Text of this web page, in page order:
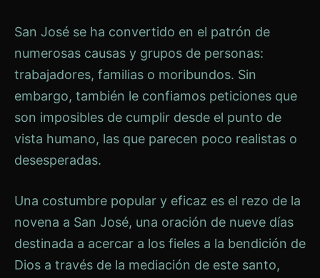
San José se ha convertido en el patrón de
numerosas causas y grupos de personas:
trabajadores, familias o moribundos. Sin
embargo, también le confiamos peticiones que
son imposibles de cumplir desde el punto de
vista humano, las que parecen poco realistas o
desesperadas.
Una costumbre popular y eficaz es el rezo de la
novena a San José, una oración de nueve días
destinada a acercar a los fieles a la bendición de
Dios a través de la mediación de este santo,